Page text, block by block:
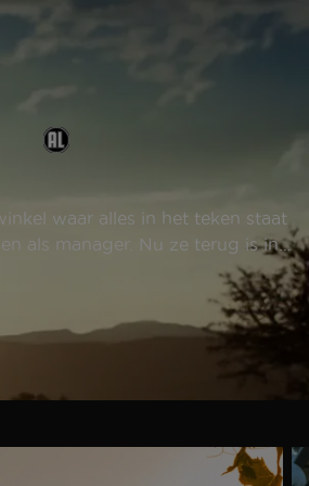
waar alles in het teken staat
als manager. Nu ze terug is in